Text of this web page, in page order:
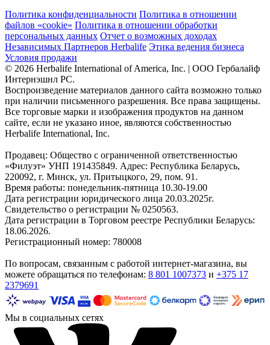
Политика конфиденциальности Политика в отношении
файлов «cookie» Политика в отношении обработки
персональных данных Отчет о возможных доходах
Независимых Партнеров Herbalife Этика ведения бизнеса
Условия продажи
© 2026 Herbalife International of America, Inc. | ООО Гербалайф
Интернэшнл РС.
Воспроизведение материалов данного сайта возможно только
при наличии письменного разрешения. Все права защищены.
Все торговые марки и изображения продуктов на данном
сайте, если не указано иное, являются собственностью
Herbalife International, Inc.
Продавец: Общество с ограниченной ответственностью
«Филуэт» УНП 191435849. Адрес: Республика Беларусь,
220092, г. Минск, ул. Притыцкого, 29, пом. 91.
Время работы: понедельник-пятница 10.30-19.00
Дата регистрации юридического лица 20.03.2025г.
Свидетельство о регистрации № 0250563.
Дата регистрации в Торговом реестре Республики Беларусь:
18.06.2026.
Регистрационный номер: 780008
По вопросам, связанным с работой интернет-магазина, вы
можете обращаться по телефонам: 8 801 1007373 и +375 17
2379691
Мы в социальных сетях